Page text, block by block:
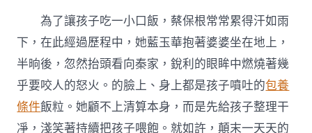
為了讓孩子吃一小口飯，蔡保根常常累得汗如雨
下，在此經過歷程中，她藍玉華抱著婆婆坐在地上，
半晌後，忽然抬頭看向秦家，銳利的眼眸中燃燒著幾
乎要咬人的怒火。的臉上、身上都是孩子噴吐的包養
條件飯粒。她顧不上清算本身，而是先給孩子整理干
凈，淺笑著持續把孩子喂飽。就如許，顛末一天天的